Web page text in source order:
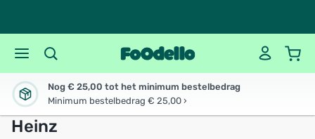
Nog € 25,00 tot het minimum bestelbedrag
Minimum bestelbedrag € 25,00 ›
Heinz